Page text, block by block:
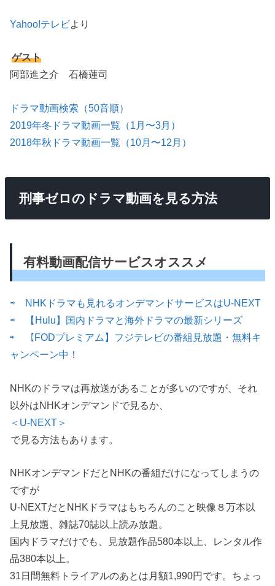
Yahoo!テレビより
ゲスト
阿部進之介 石橋蓮司
ドラマ動画検索（50音順）
2019年冬ドラマ動画一覧（1月〜3月）
2018年秋ドラマ動画一覧（10月〜12月）
刑事ゼロのドラマ動画を見る方法
有料動画配信サービスオススメ
⇨ NHKドラマも見れるオンデマンドサービスはU-NEXT
⇨ 【Hulu】国内ドラマと海外ドラマの最新シリーズ
⇨ 【FODプレミアム】フジテレビの番組見放題・無料キ
ャンペーン中！
NHKのドラマは再放送があることが多いのですが、それ
以外はNHKオンデマンドで見るか、
＜U-NEXT＞
で見る方法もあります。
NHKオンデマンドだとNHKの番組だけになってしまうの
ですが
U-NEXTだとNHKドラマはもちろんのこと映像８万本以
上見放題、雑誌70誌以上読み放題。
国内ドラマだけでも、見放題作品580本以上、レンタル作
品380本以上。
31日間無料トライアルのあとは月額1,990円です。ちょっ